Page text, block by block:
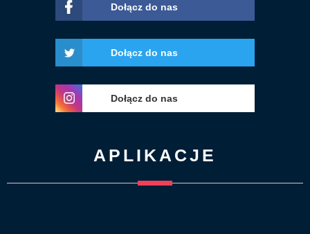
Dołącz do nas
Dołącz do nas
Dołącz do nas
APLIKACJE